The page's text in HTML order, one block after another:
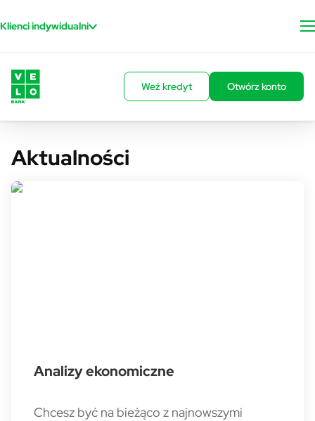
Klienci indywidualni
Weź kredyt Otwórz konto
Aktualności
Analizy ekonomiczne
Chcesz być na bieżąco z najnowszymi